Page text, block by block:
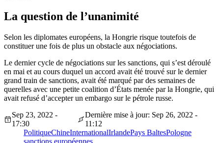
La question de l’unanimité
Selon les diplomates européens, la Hongrie risque toutefois de
constituer une fois de plus un obstacle aux négociations.
Le dernier cycle de négociations sur les sanctions, qui s’est déroulé
en mai et au cours duquel un accord avait été trouvé sur le dernier
grand train de sanctions, avait été marqué par des semaines de
querelles avec une petite coalition d’États menée par la Hongrie, qui
avait refusé d’accepter un embargo sur le pétrole russe.
Sep 23, 2022 -
17:30
Dernière mise à jour: Sep 26, 2022 -
11:12
PolitiqueChineInternationalIrlandePays BaltesPologne
sanctions européennes